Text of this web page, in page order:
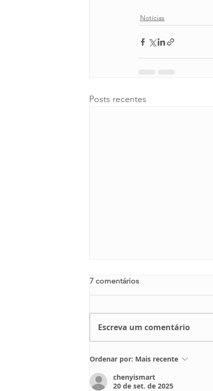
Notícias
Posts recentes
COPA MINAS ESCOLAR 2026
7 comentários
Escreva um comentário
Ordenar por: Mais recente
chenyismart
20 de set. de 2025